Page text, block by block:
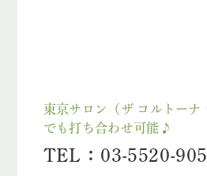
東京サロン（ザ コルトーナ
でも打ち合わせ可能♪
TEL：03-5520-